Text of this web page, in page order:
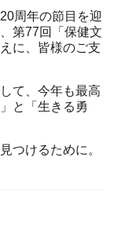
周年の節目を迎
第77回「保健文
に、皆様のご支
て、今年も最高
と「生きる勇
つけるために。